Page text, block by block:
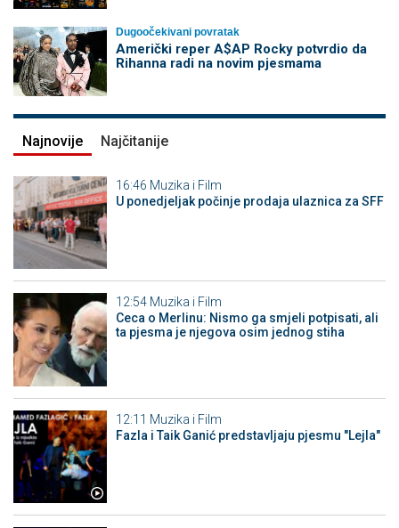
Dugoočekivani povratak
Američki reper A$AP Rocky potvrdio da
Rihanna radi na novim pjesmama
Najnovije Najčitanije
16:46 Muzika i Film
U ponedjeljak počinje prodaja ulaznica za SFF
12:54 Muzika i Film
Ceca o Merlinu: Nismo ga smjeli potpisati, ali
ta pjesma je njegova osim jednog stiha
12:11 Muzika i Film
Fazla i Taik Ganić predstavljaju pjesmu "Lejla"